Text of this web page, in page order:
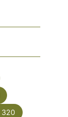
320